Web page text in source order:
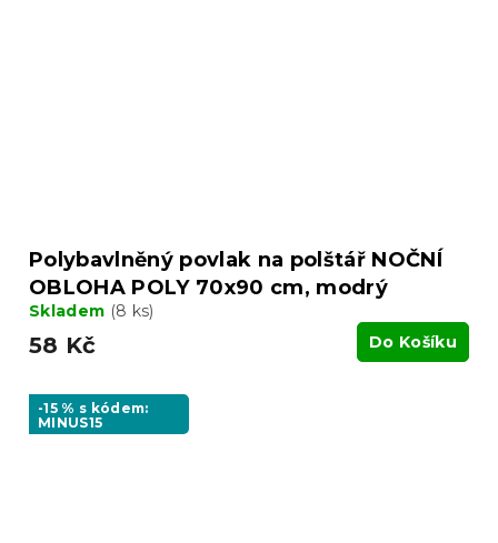
Polybavlněný povlak na polštář NOČNÍ
OBLOHA POLY 70x90 cm, modrý
Skladem (8 ks)
58 Kč Do Košíku
-15 % s kódem:
MINUS15